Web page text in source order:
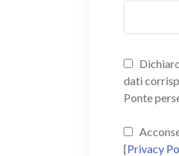
dati
Ponte
[Privacy